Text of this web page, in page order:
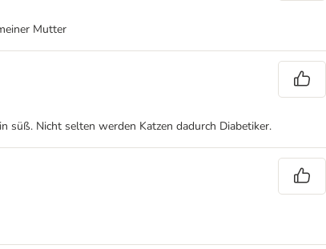
Mutter
süß. Nicht selten werden Katzen dadurch Diabetiker.